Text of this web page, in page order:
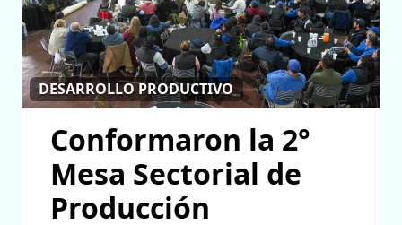
DESARROLLO PRODUCTIVO
Conformaron la 2°
Mesa Sectorial de
Producción